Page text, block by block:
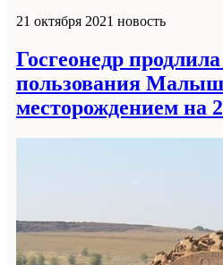
21 октября 2021 новость
Госгеонедр
пользования
месторождением на